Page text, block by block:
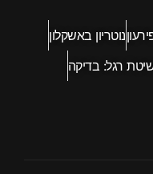
נוטריון באשקלון
רגל: בדיקה